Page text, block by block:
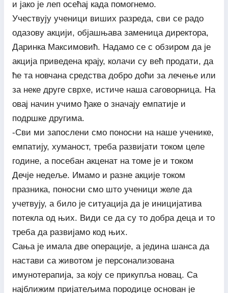
и јако је леп осећај када помогнемо.
Учествују ученици виших разреда, сви се радо
одазову акцији, објашњава заменица директора,
Даринка Максимовић. Надамо се с обзиром да је
акција приведена крају, колачи су већ продати, да
ће та новчана средства добро доћи за лечење или
за неке друге сврхе, истиче наша саговорница. На
овај начин учимо ђаке о значају емпатије и
подршке другима.
-Сви ми запослени смо поносни на наше ученике,
емпатију, хуманост, треба развијати током целе
године, а посебан акценат на томе је и током
Дечје недеље. Имамо и разне акције током
празника, поносни смо што ученици желе да
учетвују, а било је ситуација да је иницијатива
потекла од њих. Види се да су то добра деца и то
треба да развијамо код њих.
Сања је имала две операције, а једина шанса да
настави са животом је персонализована
имунотерапија, за коју се прикупља новац. Са
најближим пријатељима породице основан је